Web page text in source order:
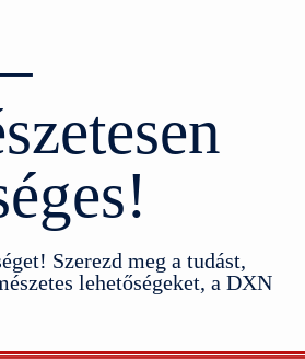
Szerezd meg a tudást,
lehetőségeket, a DXN